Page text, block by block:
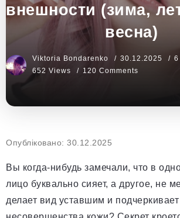
внешности (зима,
весна)
Viktoria Bondarenko 30.12.2025
6
652 Views
120 Comments
Опубліковано: 30.12.2025
Вы когда-нибудь замечали, что в
лицо буквально сияет, а другое, не
делает вид уставшим и